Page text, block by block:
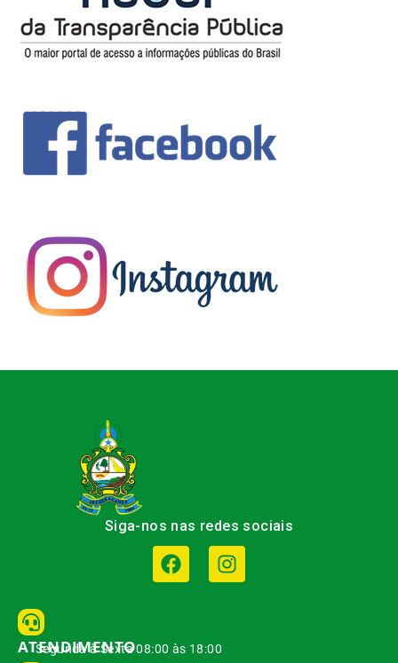
Siga-nos nas redes sociais
ATENDIMENTO
Segunda à Sexta 08:00 às 18:00